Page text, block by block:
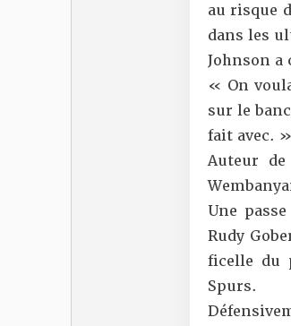
au risque
dans les
Johnson
« On
sur le
fait avec.
Auteur
Une
Rudy
ficelle du
Spurs.